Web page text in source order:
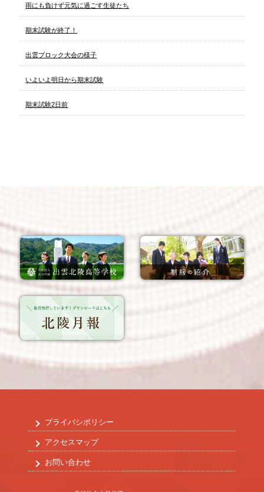
雨にも負けず元気に過ごす生徒たち
期末試験が終了！
出雲ブロック大会の様子
いよいよ明日から期末試験
期末試験2日前
プライバシポリシー
アクセスマップ
お問い合わせ